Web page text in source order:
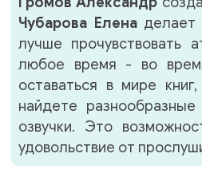
Чубарова Еленаделает
лучше прочувствовать
любое время - во
оставаться в мире
найдете
озвучки. Это
удовольствие от